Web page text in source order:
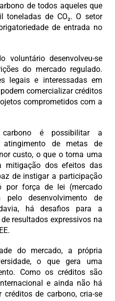
de todos aqueles que
de CO₂. O setor
de entrada no
voluntário desenvolveu-se
do mercado regulado.
legais e interessadas em
comercializar créditos
comprometidos com a
é possibilitar a
de metas de
custo, o que o torna uma
mitigação dos efeitos das
de instigar a participação
por força de lei (mercado
pelo desenvolvimento de
há desafios para a
resultados expressivos na
do mercado, a própria
o que gera uma
Como os créditos são
e ainda não há
de carbono, cria-se